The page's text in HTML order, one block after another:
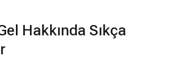
gerçek seyirciler önünde
isteyenler “Bana Bunlarla
ekranlarında buluşuyor.
Hakkında Sıkça